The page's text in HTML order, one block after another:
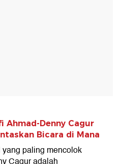
Ahmad-Denny Cagur
Bicara di Mana
paling mencolok